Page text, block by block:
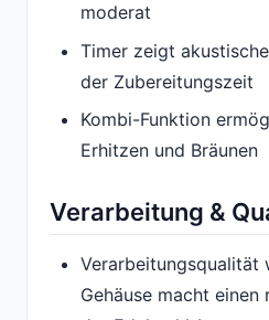
moderat
Timer zeigt
der Zubereitungszeit
Kombi-Funktion
Erhitzen und Bräunen
Verarbeitung &
Verarbeitungsqualität
Gehäuse macht einen